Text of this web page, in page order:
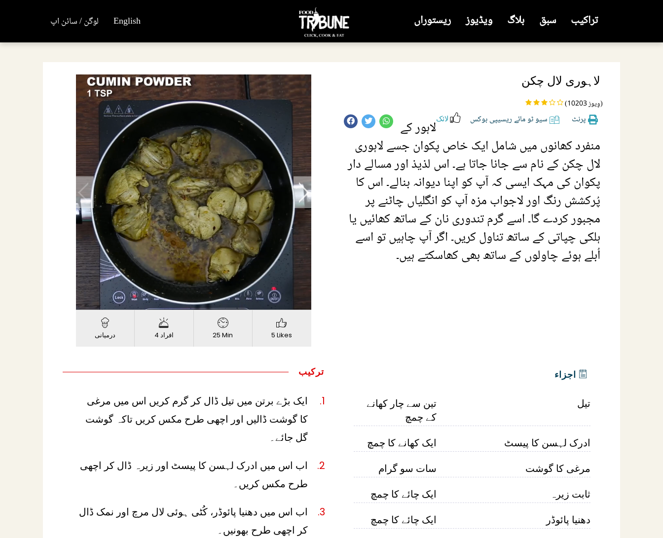
تراکیب سبق بلاگ ویڈیوز ریستوراں English لوگن / سائن اپ
لاہوری لال چکن
(10203 وِیوز)
پرنٹ سیو ٹو مائے ریسیپی بوکس لائکلاہور کے
منفرد کھانوں میں شامل ایک خاص پکوان جسے لاہوری
لال چکن کے نام سے جانا جاتا ہے۔ اس لذیذ اور مسالے دار
پکوان کی مہک ایسی کہ آپ کو اپنا دیوانہ بنالے۔ اس کا
پُرکشش رنگ اور لاجواب مزہ آپ کو انگلیاں چاٹنے پر
مجبور کردے گا۔ اسے گرم تندوری نان کے ساتھ کھائیں یا
ہلکی چپاتی کے ساتھ تناول کریں۔ اگر آپ چاہیں تو اسے
اُبلے ہوئے چاولوں کے ساتھ بھی کھاسکتے ہیں۔
Unmute Loaded:
0%
Progress:
0%
720p
درمیانی 4 افراد 25 Min 5 Likes
اجزاء
تیل
تین سے چار کھانے
کے چمچ
ادرک لہسن کا پیسٹ
ایک کھانے کا چمچ
مرغی کا گوشت
سات سو گرام
ثابت زیرہ
ایک چائے کا چمچ
دھنیا پائوڈر
ایک چائے کا چمچ
ترکیب
ایک بڑے برتن میں تیل ڈال کر گرم کریں اس میں مرغی
کا گوشت ڈالیں اور اچھی طرح مکس کریں تاکہ گوشت
گل جائے۔
اب اس میں ادرک لہسن کا پیسٹ اور زیرہ ڈال کر اچھی
طرح مکس کریں۔
اب اس میں دھنیا پائوڈر، کُٹی ہوئی لال مرچ اور نمک ڈال
کر اچھی طرح بھونیں۔